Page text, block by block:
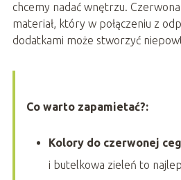
chcemy nadać wnętrzu.
materiał, który w połączeniu z
dodatkami może stworzyć
Co warto zapamietać?:
Kolory do czerwonej
i butelkowa zieleń to